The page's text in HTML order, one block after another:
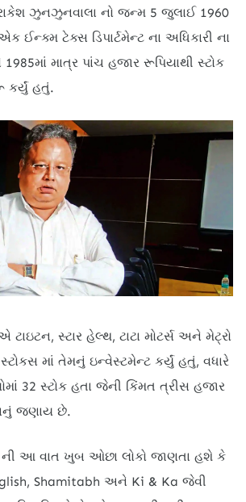
ઝુનઝુનવાલા નો જન્મ 5 જુલાઈ 1960
ઈન્ક્મ ટેક્સ ડિપાર્ટમેન્ટ ના અધિકારી ના
માત્ર પાંચ હજાર રૂપિયાથી સ્ટોક
કર્યું હતું.
સ્ટાર હેલ્થ, ટાટા મોટર્સ અને મેટ્રો
માં તેમનું ઇન્વેસ્ટમેન્ટ કર્યું હતું, વધારે
32 સ્ટોક હતા જેની કિંમત ત્રીસ હજાર
જણાય છે.
આ વાત ખુબ ઓછા લોકો જાણતા હશે કે
Shamitabh અને Ki & Ka જેવી